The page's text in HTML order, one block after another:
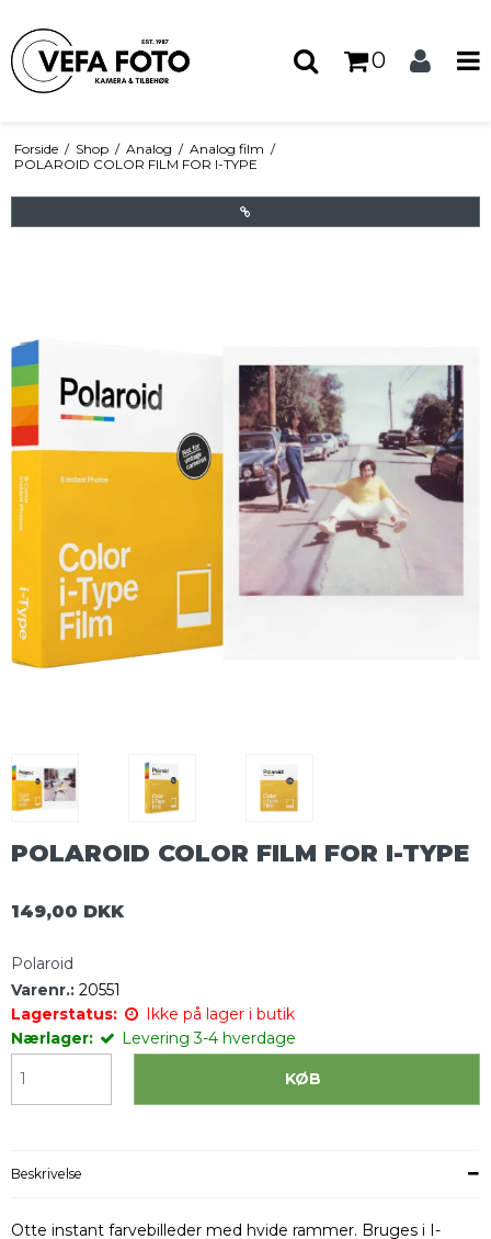
0
Forside / Shop / Analog / Analog film /
POLAROID COLOR FILM FOR I-TYPE
POLAROID COLOR FILM FOR I-TYPE
149,00 DKK
Polaroid
Varenr.: 20551
Lagerstatus:
Ikke på lager i butik
Nærlager:
Levering 3-4 hverdage
KØB
Beskrivelse
Otte instant farvebilleder med hvide rammer. Bruges i I-